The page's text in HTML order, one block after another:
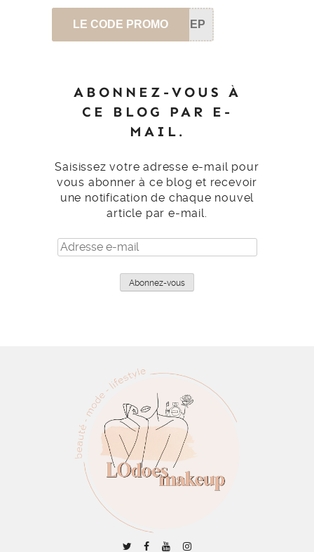
LE CODE PROMO SEP
ABONNEZ-VOUS À
CE BLOG PAR E-
MAIL.
Saisissez votre adresse e-mail pour
vous abonner à ce blog et recevoir
une notification de chaque nouvel
article par e-mail.
Adresse
e-
Abonnez-vous